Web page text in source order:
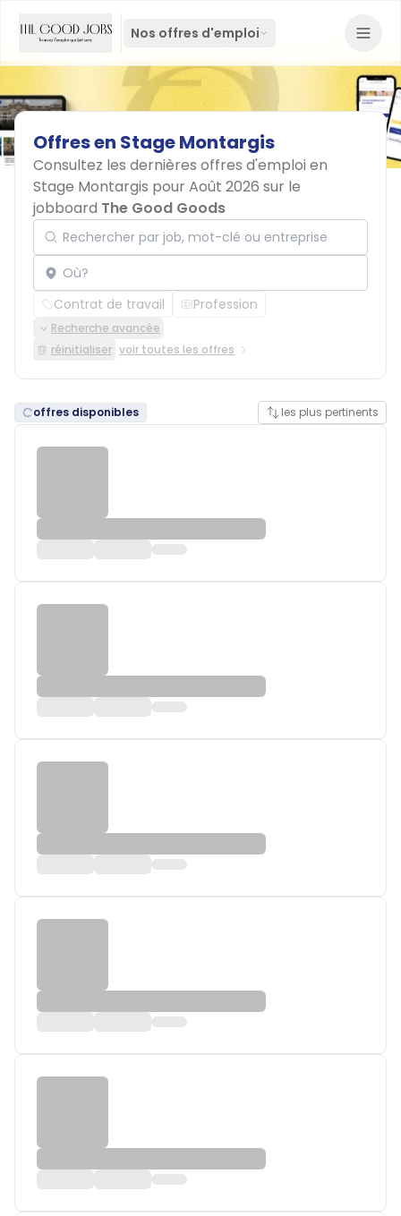
Nos offres d'emploi
Offresen StageMontargis
Consultez les dernières offres d'emploi en
Stage Montargis pour Août 2026 sur le
jobboard The Good Goods
Rechercher par job, mot-clé ou entreprise
Localisation
Contrat de travail Profession
Recherche avancée
réinitialiser voir toutes les offres
offres disponibles les plus pertinents